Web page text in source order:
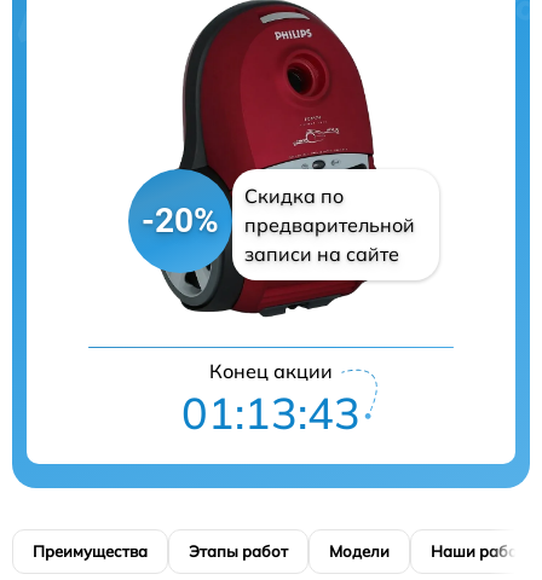
-20%
Скидка по
предварительной
записи на сайте
Конец акции
01:13:42
Преимущества Этапы работ Модели Наши работы